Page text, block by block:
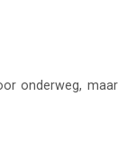
onderweg, maar